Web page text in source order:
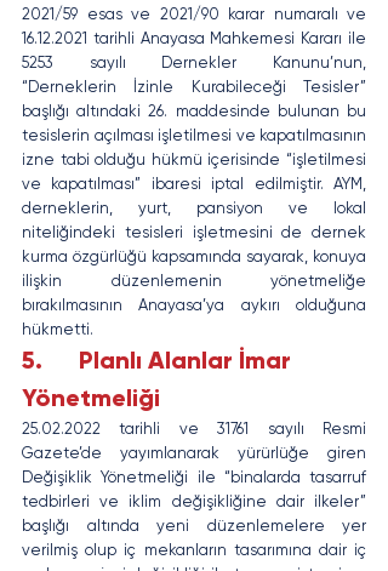
2021/59 esas ve 2021/90 karar numaralı ve
16.12.2021 tarihli Anayasa Mahkemesi Kararı ile
5253 sayılı Dernekler Kanunu’nun,
“Derneklerin İzinle Kurabileceği Tesisler”
başlığı altındaki 26. maddesinde bulunan bu
tesislerin açılması işletilmesi ve kapatılmasının
izne tabi olduğu hükmü içerisinde “işletilmesi
ve kapatılması” ibaresi iptal edilmiştir. AYM,
derneklerin, yurt, pansiyon ve lokal
niteliğindeki tesisleri işletmesini de dernek
kurma özgürlüğü kapsamında sayarak, konuya
ilişkin düzenlemenin yönetmeliğe
bırakılmasının Anayasa’ya aykırı olduğuna
hükmetti.
5.      Planlı Alanlar İmar
Yönetmeliği
25.02.2022 tarihli ve 31761 sayılı Resmi
Gazete’de yayımlanarak yürürlüğe giren
Değişiklik Yönetmeliği ile “binalarda tasarruf
tedbirleri ve iklim değişikliğine dair ilkeler”
başlığı altında yeni düzenlemelere yer
verilmiş olup iç mekanların tasarımına dair iç